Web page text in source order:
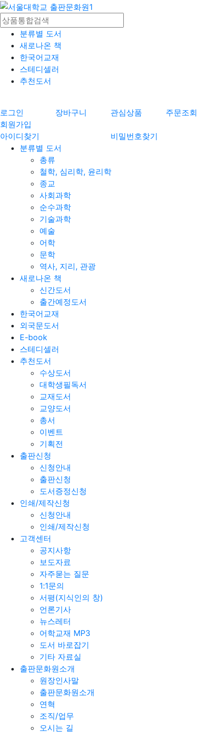
분류별 도서
새로나온 책
한국어교재
스테디셀러
추천도서
로그인 장바구니 관심상품
주문조회
회원가입
아이디찾기
비밀번호찾기
분류별 도서
총류
철학, 심리학, 윤리학
종교
사회과학
순수과학
기술과학
예술
어학
문학
역사, 지리, 관광
새로나온 책
신간도서
출간예정도서
한국어교재
외국문도서
E-book
스테디셀러
추천도서
수상도서
대학생필독서
교재도서
교양도서
총서
이벤트
기획전
출판신청
신청안내
출판신청
도서증정신청
인쇄/제작신청
신청안내
인쇄/제작신청
고객센터
공지사항
보도자료
자주묻는 질문
1:1문의
서평(지식인의 창)
언론기사
뉴스레터
어학교재 MP3
도서 바로잡기
기타 자료실
출판문화원소개
원장인사말
출판문화원소개
연혁
조직/업무
오시는 길